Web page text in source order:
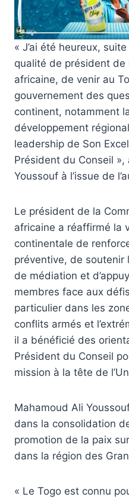
« J’ai été heureux,
qualité de président de
africaine, de venir au
gouvernement des
continent, notamment
développement
leadership de Son
Président du Conseil
Youssouf à l’issue de
Le président de la
africaine a réaffirmé la
continentale de
préventive, de soutenir
de médiation et
membres face aux
particulier dans les
conflits armés et
il a bénéficié des
Président du Conseil
mission à la tête de
Mahamoud Ali
dans la consolidation
promotion de la paix
dans la région des
« Le Togo est connu